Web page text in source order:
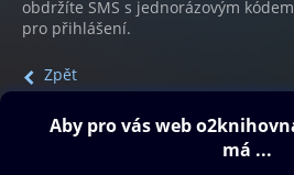
obdržíte SMS s jednorázovým kódem
pro přihlášení.
Zpět